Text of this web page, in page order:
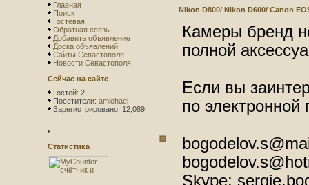
Главная
Поиск
Гостевая
Обратная связь
Добавить объявление
Доска объявлений
Сайты Севастополя
Новости Севастополя
Сейчас на сайте
Гостей: 2
Посетители: amichael
Зарегистрировано: 12,089
Статистика
Nikon D800/ Nikon D600/ Canon
Камеры бренд
полной
Если вы
по электронной
Skype: